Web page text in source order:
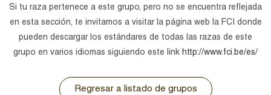
Si tu raza pertenece a este grupo, pero no se encuentra reflejada
en esta sección, te invitamos a visitar la página web la FCI donde
pueden descargar los estándares de todas las razas de este
grupo en varios idiomas siguiendo este link http://www.fci.be/es/
Regresar a listado de grupos